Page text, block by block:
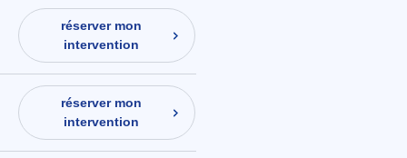
réserver mon
intervention
réserver mon
intervention